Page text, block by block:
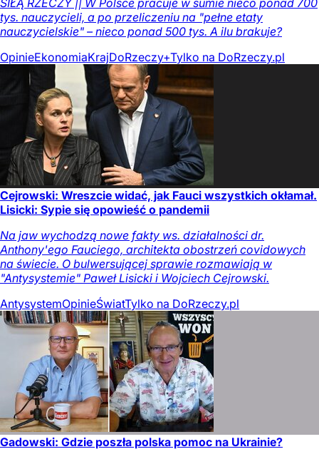
tys. nauczycieli, a po przeliczeniu na "pełne etaty
nauczycielskie" – nieco ponad 500 tys. A ilu brakuje?
OpinieEkonomiaKrajDoRzeczy+Tylko na DoRzeczy.pl
Cejrowski: Wreszcie widać, jak Fauci wszystkich okłamał.
Lisicki: Sypie się opowieść o pandemii
Na jaw wychodzą nowe fakty ws. działalności dr.
Anthony'ego Fauciego, architekta obostrzeń covidowych
na świecie. O bulwersującej sprawie rozmawiają w
"Antysystemie" Paweł Lisicki i Wojciech Cejrowski.
AntysystemOpinieŚwiatTylko na DoRzeczy.pl
Gadowski: Gdzie poszła polska pomoc na Ukrainie?